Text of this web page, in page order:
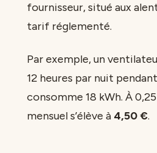
fournisseur, situé aux
tarif réglementé.
Par exemple, un
12 heures par nuit
consomme 18 kWh. À
mensuel s’élève à 4,50 €.